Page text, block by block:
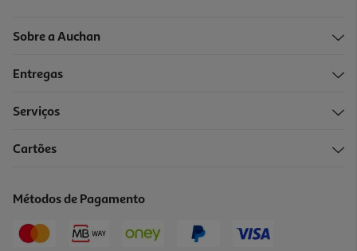
Sobre a Auchan
Entregas
Serviços
Cartões
Métodos de Pagamento